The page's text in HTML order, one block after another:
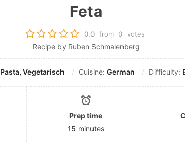
Feta
0.0 from 0 votes
Recipe by Ruben Schmalenberg
Pasta, Vegetarisch Cuisine: German Difficulty:
Prep time
15 minutes